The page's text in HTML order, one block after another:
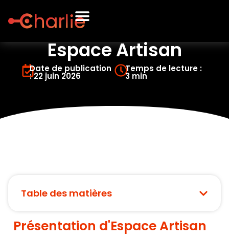
Espace Artisan
Date de publication
: 22 juin 2026
Temps de lecture :
3 min
Table des matières
Présentation d'Espace Artisan